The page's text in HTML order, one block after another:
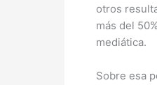
otros
más del
mediática.
Sobre esa